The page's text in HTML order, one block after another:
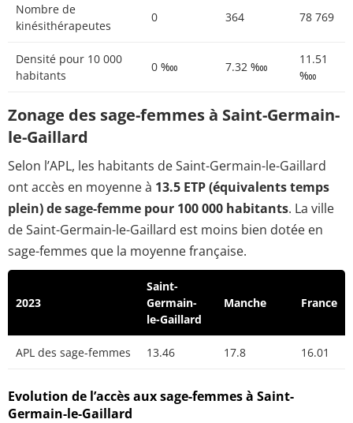
Nombre de
kinésithérapeutes
0 364 78 769
Densité pour 10 000
habitants
0 ‱ 7.32 ‱
11.51
‱
Zonage des sage-femmes à Saint-Germain-
le-Gaillard
Selon l’APL, les habitants de Saint-Germain-le-Gaillard
ont accès en moyenne à 13.5 ETP (équivalents temps
plein) de sage-femme pour 100 000 habitants. La ville
de Saint-Germain-le-Gaillard est moins bien dotée en
sage-femmes que la moyenne française.
2023
Saint-
Germain-
le-Gaillard
Manche France
APL des sage-femmes 13.46 17.8 16.01
Evolution de l’accès aux sage-femmes à Saint-
Germain-le-Gaillard